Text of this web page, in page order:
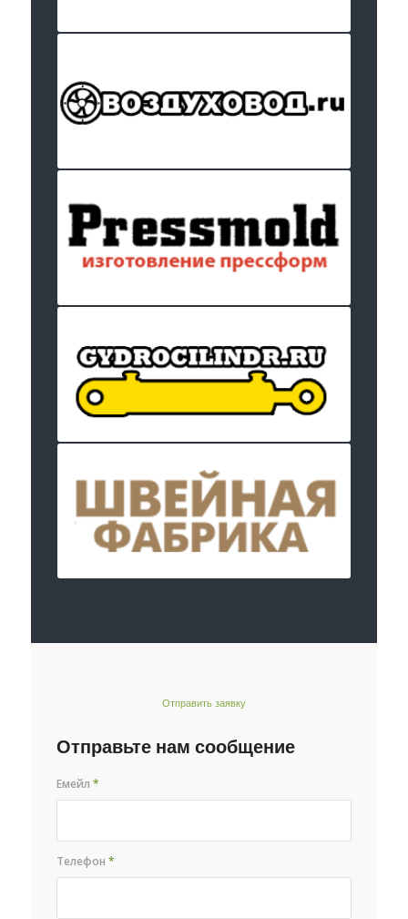
Отправить заявку
Отправьте нам сообщение
Емейл*
Телефон*